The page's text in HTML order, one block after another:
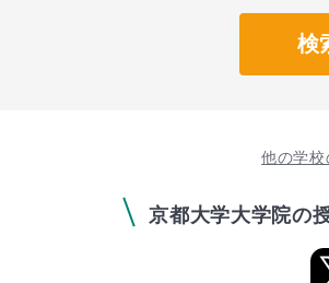
検
他の学
京都大学大学院の